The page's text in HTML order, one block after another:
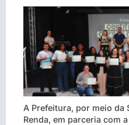
A Prefeitura, por meio da
Renda, em parceria com